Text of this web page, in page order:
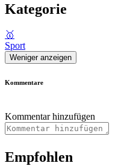
Kategorie
🥇
Sport
Weniger anzeigen
Kommentare
Kommentar hinzufügen
Empfohlen